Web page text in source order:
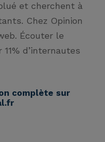
et cherchent à
Chez Opinion
Écouter le
d’internautes
complète sur